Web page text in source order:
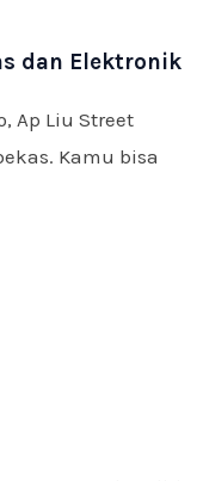
dan Elektronik
Ap Liu Street
Kamu bisa